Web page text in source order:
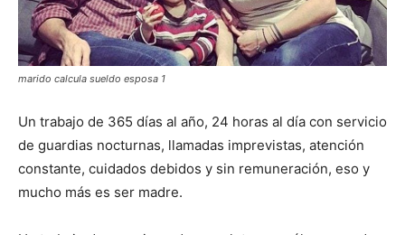
marido calcula sueldo esposa 1
Un trabajo de 365 días al año, 24 horas al día con servicio
de guardias nocturnas, llamadas imprevistas, atención
constante, cuidados debidos y sin remuneración, eso y
mucho más es ser madre.